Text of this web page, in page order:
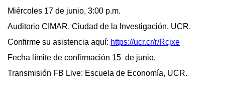
Miércoles 17 de junio, 3:00 p.m.
Auditorio CIMAR, Ciudad de la Investigación, UCR.
Confirme su asistencia aquí: https://ucr.cr/r/Rcjxe
Fecha límite de confirmación 15 de junio.
Transmisión FB Live: Escuela de Economía, UCR.